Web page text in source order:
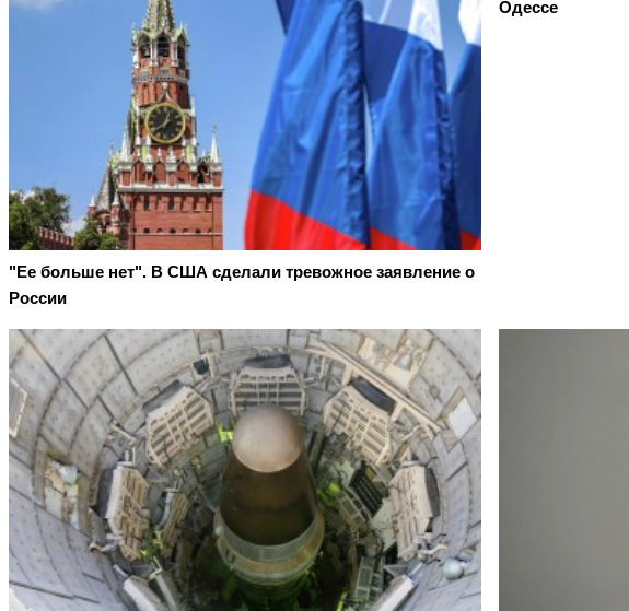
"Ее больше нет". В США сделали тревожное заявление о
России
Одессе